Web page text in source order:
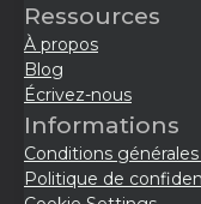
Ressources
À propos
Blog
Écrivez-nous
Informations
Conditions
Politique de